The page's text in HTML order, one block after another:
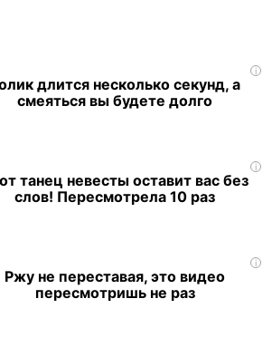
i
длится несколько секунд, а
смеяться вы будете долго
i
танец невесты оставит вас без
слов! Пересмотрела 10 раз
i
Ржу не переставая, это видео
пересмотришь не раз